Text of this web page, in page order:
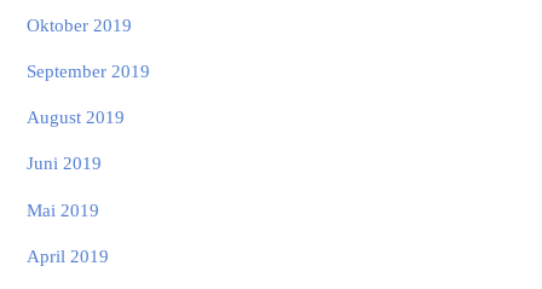
Oktober 2019
September 2019
August 2019
Juni 2019
Mai 2019
April 2019